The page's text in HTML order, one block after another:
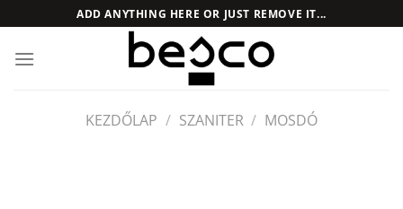
to
content
ADD ANYTHING HERE OR JUST REMOVE IT...
KEZDŐLAP / SZANITER / MOSDÓ